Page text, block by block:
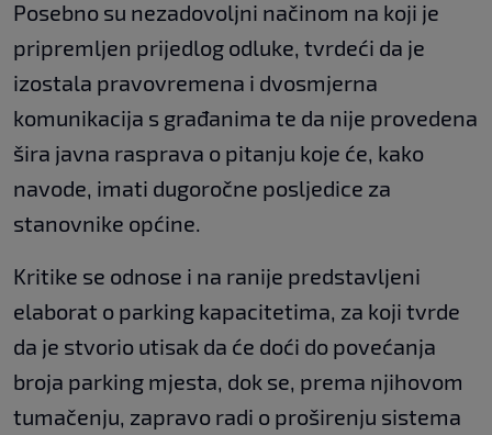
Posebno su nezadovoljni načinom na koji je
pripremljen prijedlog odluke, tvrdeći da je
izostala pravovremena i dvosmjerna
komunikacija s građanima te da nije provedena
šira javna rasprava o pitanju koje će, kako
navode, imati dugoročne posljedice za
stanovnike općine.
Kritike se odnose i na ranije predstavljeni
elaborat o parking kapacitetima, za koji tvrde
da je stvorio utisak da će doći do povećanja
broja parking mjesta, dok se, prema njihovom
tumačenju, zapravo radi o proširenju sistema